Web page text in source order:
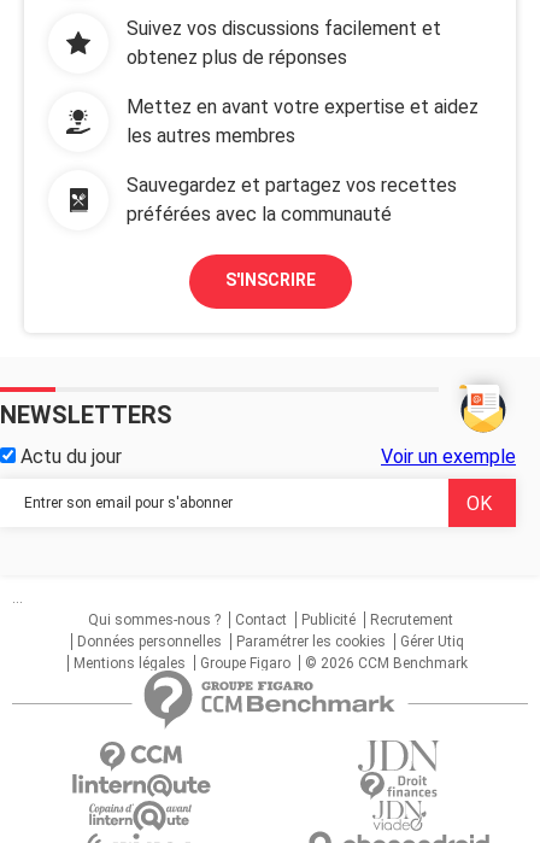
Suivez vos discussions facilement et
obtenez plus de réponses
Mettez en avant votre expertise et aidez
les autres membres
Sauvegardez et partagez vos recettes
préférées avec la communauté
S'INSCRIRE
NEWSLETTERS
Actu du jour Voir un exemple
...
Qui sommes-nous ?
Contact Publicité
Recrutement
Données personnelles
Paramétrer les cookies
Gérer Utiq
Mentions légales
Groupe Figaro © 2026 CCM Benchmark